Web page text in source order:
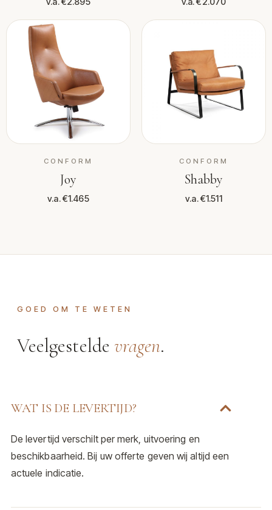
CONFORM
Joy
v.a. €1.465
CONFORM
Shabby
v.a. €1.511
GOED OM TE WETEN
Veelgestelde vragen.
WAT IS DE LEVERTIJD?
De levertijd verschilt per merk, uitvoering en
beschikbaarheid. Bij uw offerte geven wij altijd een
actuele indicatie.